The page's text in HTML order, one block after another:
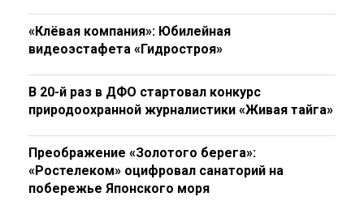
«Клёвая компания»: Юбилейная
видеоэстафета «Гидростроя»
В 20-й раз в ДФО стартовал конкурс
природоохранной журналистики «Живая тайга»
Преображение «Золотого берега»:
«Ростелеком» оцифровал санаторий на
побережье Японского моря